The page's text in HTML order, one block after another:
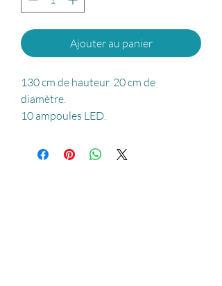
Ajouter au panier
130 cm de hauteur. 20 cm de
diamètre.
10 ampoules LED.